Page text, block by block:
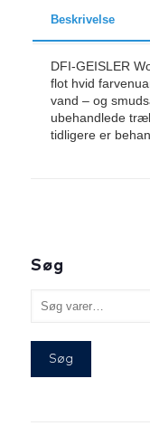
Beskrivelse
DFI-GEISLER
flot hvid
vand – og
ubehandlede
tidligere er
Søg
Søg